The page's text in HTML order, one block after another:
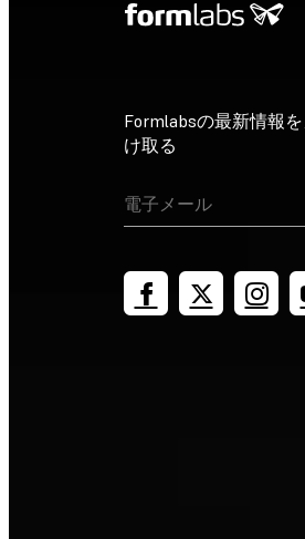
Formlabsの最新情報
け取る